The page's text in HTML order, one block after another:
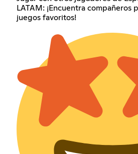
LATAM: ¡Encuentra compañeros
juegos favoritos!